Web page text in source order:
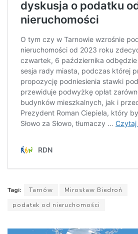
Tagi: Tarnów
Mirosław Biedroń
podatek od nieruchomości